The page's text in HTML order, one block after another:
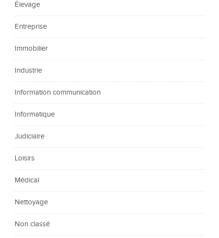
Élevage
Entreprise
Immobilier
Industrie
Information communication
Informatique
Judiciaire
Loisirs
Médical
Nettoyage
Non classé